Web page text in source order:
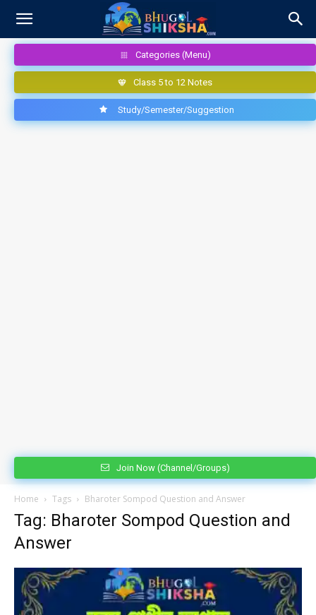
Categories (Menu)
Class 5 to 12 Notes
Study/Semester/Suggestion
Join Now (Channel/Groups)
Home Tags Bharoter Sompod Question and Answer
Tag: Bharoter Sompod Question and
Answer